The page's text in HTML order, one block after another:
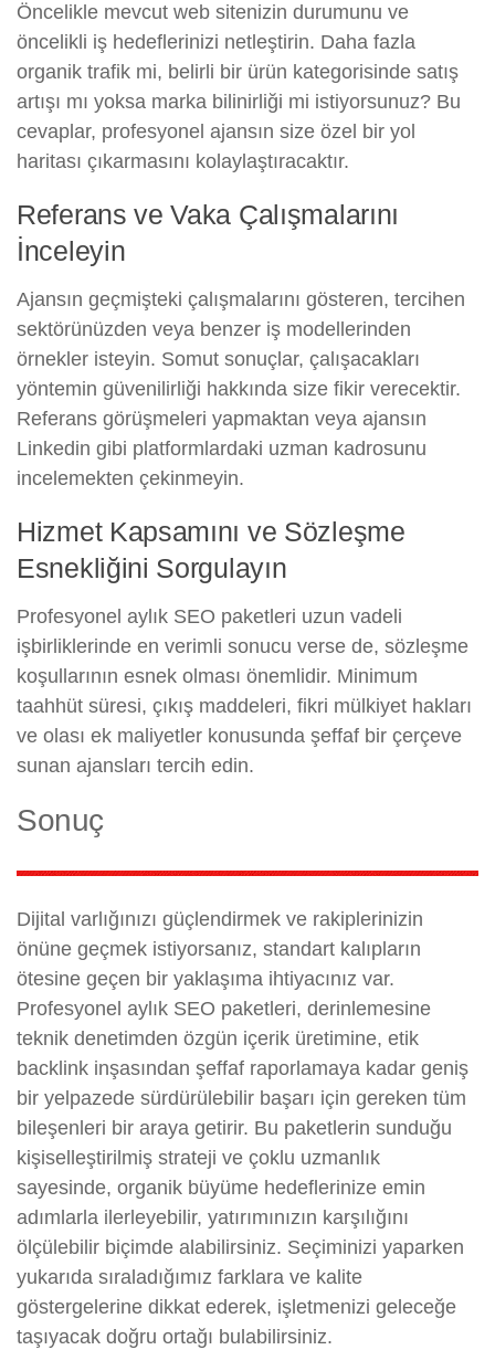
Öncelikle mevcut web sitenizin durumunu ve
öncelikli iş hedeflerinizi netleştirin. Daha fazla
organik trafik mi, belirli bir ürün kategorisinde satış
artışı mı yoksa marka bilinirliği mi istiyorsunuz? Bu
cevaplar, profesyonel ajansın size özel bir yol
haritası çıkarmasını kolaylaştıracaktır.
Referans ve Vaka Çalışmalarını
İnceleyin
Ajansın geçmişteki çalışmalarını gösteren, tercihen
sektörünüzden veya benzer iş modellerinden
örnekler isteyin. Somut sonuçlar, çalışacakları
yöntemin güvenilirliği hakkında size fikir verecektir.
Referans görüşmeleri yapmaktan veya ajansın
Linkedin gibi platformlardaki uzman kadrosunu
incelemekten çekinmeyin.
Hizmet Kapsamını ve Sözleşme
Esnekliğini Sorgulayın
Profesyonel aylık SEO paketleri uzun vadeli
işbirliklerinde en verimli sonucu verse de, sözleşme
koşullarının esnek olması önemlidir. Minimum
taahhüt süresi, çıkış maddeleri, fikri mülkiyet hakları
ve olası ek maliyetler konusunda şeffaf bir çerçeve
sunan ajansları tercih edin.
Sonuç
Dijital varlığınızı güçlendirmek ve rakiplerinizin
önüne geçmek istiyorsanız, standart kalıpların
ötesine geçen bir yaklaşıma ihtiyacınız var.
Profesyonel aylık SEO paketleri, derinlemesine
teknik denetimden özgün içerik üretimine, etik
backlink inşasından şeffaf raporlamaya kadar geniş
bir yelpazede sürdürülebilir başarı için gereken tüm
bileşenleri bir araya getirir. Bu paketlerin sunduğu
kişiselleştirilmiş strateji ve çoklu uzmanlık
sayesinde, organik büyüme hedeflerinize emin
adımlarla ilerleyebilir, yatırımınızın karşılığını
ölçülebilir biçimde alabilirsiniz. Seçiminizi yaparken
yukarıda sıraladığımız farklara ve kalite
göstergelerine dikkat ederek, işletmenizi geleceğe
taşıyacak doğru ortağı bulabilirsiniz.